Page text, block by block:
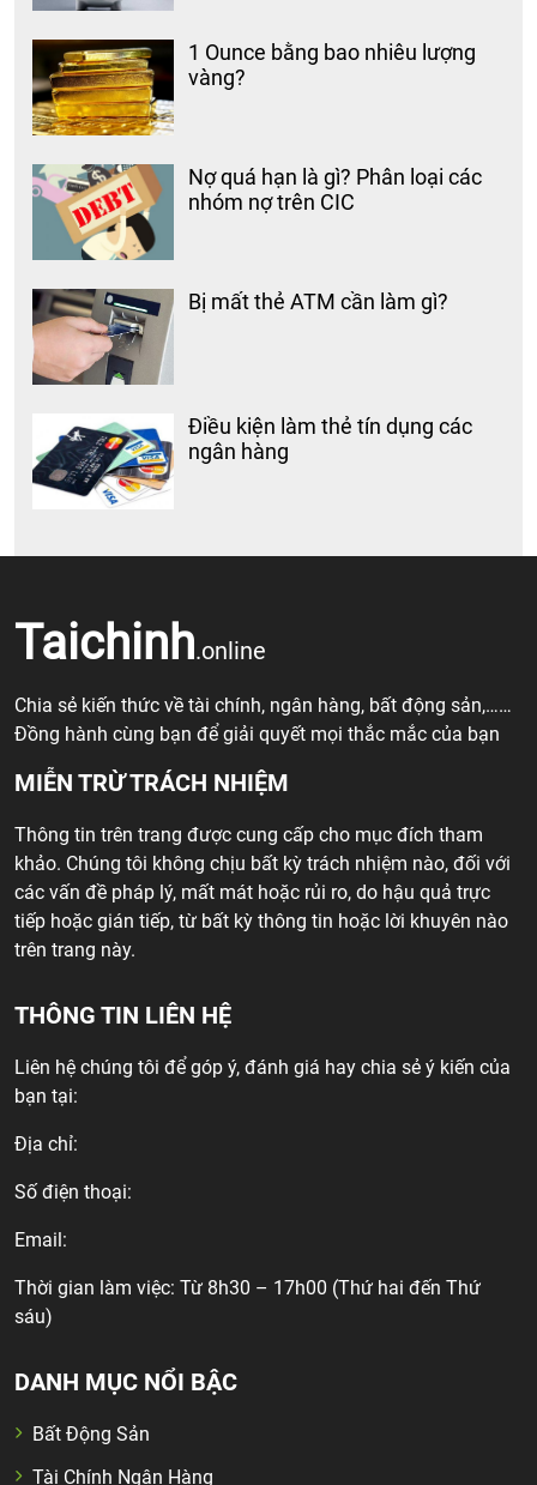
1 Ounce bằng bao nhiêu lượng
vàng?
Nợ quá hạn là gì? Phân loại các
nhóm nợ trên CIC
Bị mất thẻ ATM cần làm gì?
Điều kiện làm thẻ tín dụng các
ngân hàng
Taichinh.online
Chia sẻ kiến thức về tài chính, ngân hàng, bất động sản,……
Đồng hành cùng bạn để giải quyết mọi thắc mắc của bạn
MIỄN TRỪ TRÁCH NHIỆM
Thông tin trên trang được cung cấp cho mục đích tham
khảo. Chúng tôi không chịu bất kỳ trách nhiệm nào, đối với
các vấn đề pháp lý, mất mát hoặc rủi ro, do hậu quả trực
tiếp hoặc gián tiếp, từ bất kỳ thông tin hoặc lời khuyên nào
trên trang này.
THÔNG TIN LIÊN HỆ
Liên hệ chúng tôi để góp ý, đánh giá hay chia sẻ ý kiến của
bạn tại:
Địa chỉ:
Số điện thoại:
Email:
Thời gian làm việc: Từ 8h30 – 17h00 (Thứ hai đến Thứ
sáu)
DANH MỤC NỔI BẬC
Bất Động Sản
Tài Chính Ngân Hàng